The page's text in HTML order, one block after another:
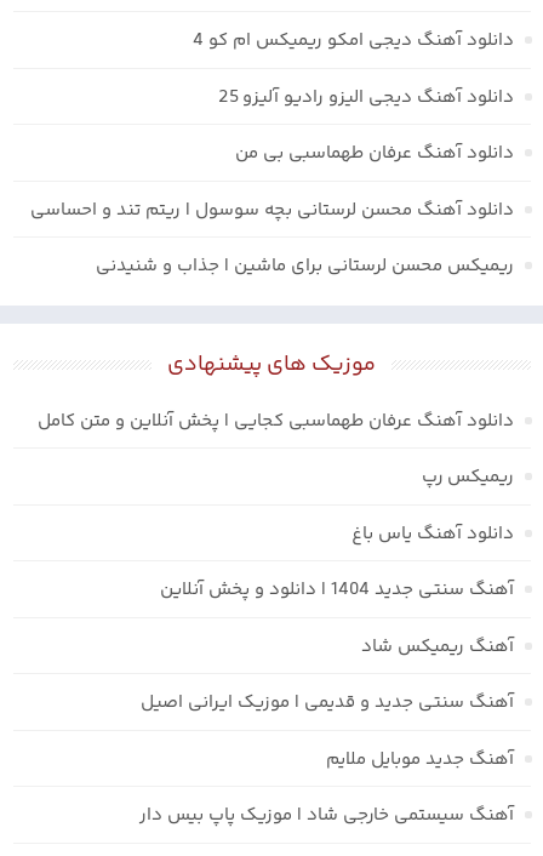
دانلود آهنگ دیجی امکو ریمیکس ام کو 4
دانلود آهنگ دیجی الیزو رادیو آلیزو 25
دانلود آهنگ عرفان طهماسبی بی من
دانلود آهنگ محسن لرستانی بچه سوسول | ریتم تند و احساسی
ریمیکس محسن لرستانی برای ماشین | جذاب و شنیدنی
موزیک های پیشنهادی
دانلود آهنگ عرفان طهماسبی کجایی | پخش آنلاین و متن کامل
ریمیکس رپ
دانلود آهنگ یاس باغ
آهنگ سنتی جدید 1404 | دانلود و پخش آنلاین
آهنگ ریمیکس شاد
آهنگ سنتی جدید و قدیمی | موزیک ایرانی اصیل
آهنگ جدید موبایل ملایم
آهنگ سیستمی خارجی شاد | موزیک پاپ بیس دار